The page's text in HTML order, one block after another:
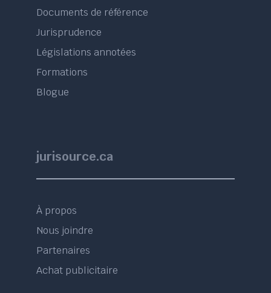
Documents de référence
Jurisprudence
Législations annotées
Formations
Blogue
jurisource.ca
À propos
Nous joindre
Partenaires
Achat publicitaire